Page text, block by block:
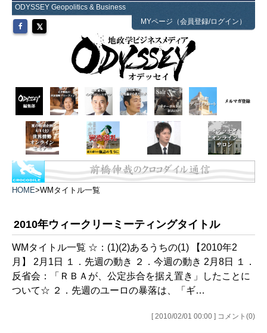
ODYSSEY Geopolitics & Business
MYページ（会員登録/ログイン）
HOME>WMタイトル一覧
2010年ウィークリーミーティングタイトル
WMタイトル一覧 ☆：(1)(2)あるうちの(1) 【2010年2
月】 2月1日 １．先週の動き ２．今週の動き 2月8日 １．
反省会：「ＲＢＡが、公定歩合を据え置き」したことに
ついて☆ ２．先週のユーロの暴落は、「ギ…
[ 2010/02/01 00:00 ] コメント(0)